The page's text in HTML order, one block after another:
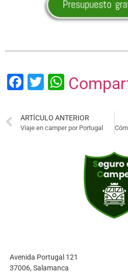
Facebook
Twitter
ARTÍCULO ANTERIOR
Viaje en camper por Portugal
Avenida Portugal 121
37006, Salamanca